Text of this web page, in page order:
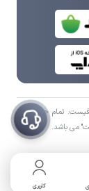
کاربری
تمام حقوق اين
می باشد.